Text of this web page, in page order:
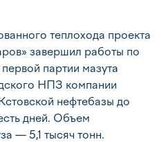
теплохода проекта
завершил работы по
партии мазута
НПЗ компании
нефтебазы до
дней. Объем
— 5,1 тысяч тонн.